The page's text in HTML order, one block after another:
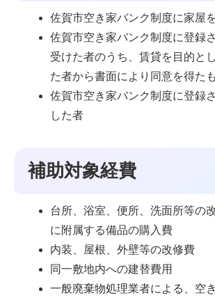
佐賀市空き家バンク制度に家屋
佐賀市空き家バンク制度に登録
受けた者のうち、賃貸を目的と
た者から書面により同意を得た
佐賀市空き家バンク制度に登録
した者
補助対象経費
台所、浴室、便所、洗面所等の
に附属する備品の購入費
内装、屋根、外壁等の改修費
同一敷地内への建替費用
一般廃棄物処理業者による、空